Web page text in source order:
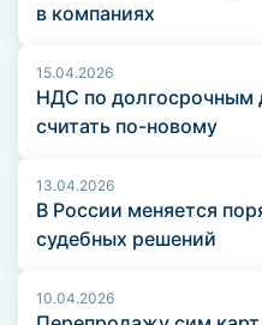
в компаниях
15.04.2026
НДС по долгосрочным
считать по-новому
13.04.2026
В России меняется
судебных решений
10.04.2026